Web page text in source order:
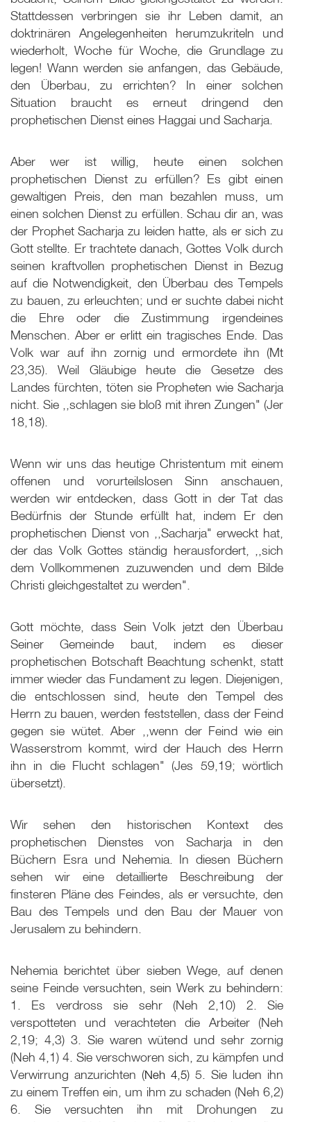
Stattdessen verbringen sie ihr Leben damit, an
doktrinären Angelegenheiten herumzukriteln und
wiederholt, Woche für Woche, die Grundlage zu
legen! Wann werden sie anfangen, das Gebäude,
den Überbau, zu errichten? In einer solchen
Situation braucht es erneut dringend den
prophetischen Dienst eines Haggai und Sacharja.
Aber wer ist willig, heute einen solchen
prophetischen Dienst zu erfüllen? Es gibt einen
gewaltigen Preis, den man bezahlen muss, um
einen solchen Dienst zu erfüllen. Schau dir an, was
der Prophet Sacharja zu leiden hatte, als er sich zu
Gott stellte. Er trachtete danach, Gottes Volk durch
seinen kraftvollen prophetischen Dienst in Bezug
auf die Notwendigkeit, den Überbau des Tempels
zu bauen, zu erleuchten; und er suchte dabei nicht
die Ehre oder die Zustimmung irgendeines
Menschen. Aber er erlitt ein tragisches Ende. Das
Volk war auf ihn zornig und ermordete ihn (Mt
23 ,35). Weil Gläubige heute die Gesetze des
Landes fürchten, töten sie Propheten wie Sacharja
nicht. Sie ,,schlagen sie bloß mit ihren Zungen" (Jer
18 ,18).
Wenn wir uns das heutige Christentum mit einem
offenen und vorurteilslosen Sinn anschauen,
werden wir entdecken, dass Gott in der Tat das
Bedürfnis der Stunde erfüllt hat, indem Er den
prophetischen Dienst von ,,Sacharja" erweckt hat,
der das Volk Gottes ständig herausfordert, ,,sich
dem Vollkommenen zuzuwenden und dem Bilde
Christi gleichgestaltet zu werden".
Gott möchte, dass Sein Volk jetzt den Überbau
Seiner Gemeinde baut, indem es dieser
prophetischen Botschaft Beachtung schenkt, statt
immer wieder das Fundament zu legen. Diejenigen,
die entschlossen sind, heute den Tempel des
Herrn zu bauen, werden feststellen, dass der Feind
gegen sie wütet. Aber ,,wenn der Feind wie ein
Wasserstrom kommt, wird der Hauch des Herrn
ihn in die Flucht schlagen" (Jes 59,19; wörtlich
übersetzt).
Wir sehen den historischen Kontext des
prophetischen Dienstes von Sacharja in den
Büchern Esra und Nehemia. In diesen Büchern
sehen wir eine detaillierte Beschreibung der
finsteren Pläne des Feindes, als er versuchte, den
Bau des Tempels und den Bau der Mauer von
Jerusalem zu behindern.
Nehemia berichtet über sieben Wege, auf denen
seine Feinde versuchten, sein Werk zu behindern:
1. Es verdross sie sehr (Neh 2 ,10) 2. Sie
verspotteten und verachteten die Arbeiter (Neh
2 ,19; 4,3) 3. Sie waren wütend und sehr zornig
(Neh 4 ,1) 4. Sie verschworen sich, zu kämpfen und
Verwirrung anzurichten (Neh 4 5) 5. Sie luden ihn
zu einem Treffen ein, um ihm zu schaden (Neh 6 ,2)
6. Sie versuchten ihn mit Drohungen zu